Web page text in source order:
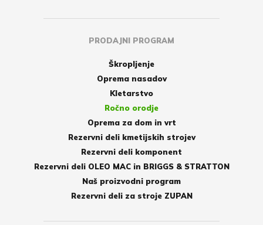
PRODAJNI PROGRAM
Škropljenje
Oprema nasadov
Kletarstvo
Ročno orodje
Oprema za dom in vrt
Rezervni deli kmetijskih strojev
Rezervni deli komponent
Rezervni deli OLEO MAC in BRIGGS & STRATTON
Naš proizvodni program
Rezervni deli za stroje ZUPAN